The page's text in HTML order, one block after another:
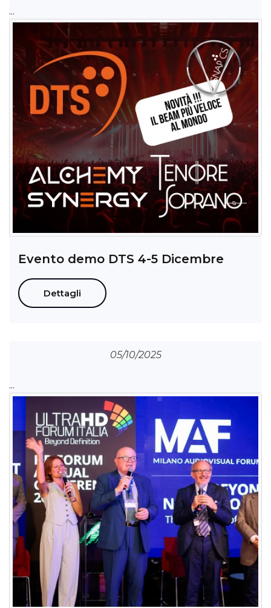
...
Evento demo DTS 4-5 Dicembre
Dettagli
05/10/2025
...